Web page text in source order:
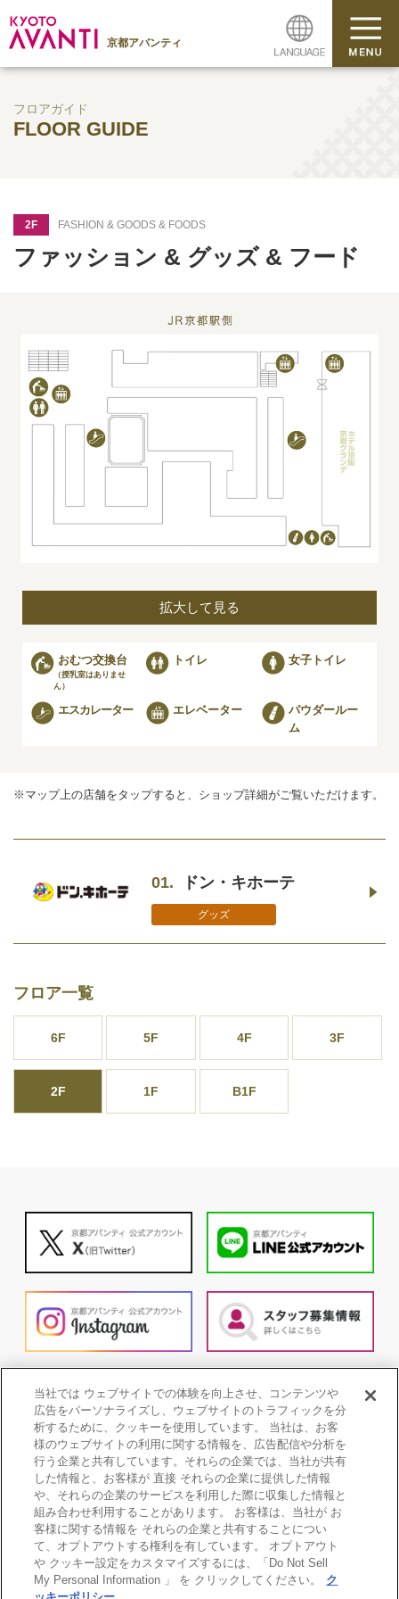
京都アバンティ
フロアガイド
FLOOR GUIDE
FASHION & GOODS & FOODS
ファッション & グッズ & フード
2F
1
拡大して見る
おむつ交換台
（授乳室はありませ
ん）
トイレ 女子トイレ
エスカレーター エレベーター
パウダールー
ム
※マップ上の店舗をタップすると、ショップ詳細がご覧いただけます。
01. ドン・キホーテ
グッズ
フロア一覧
6F 5F 4F 3F
2F 1F B1F
個人情報保護方針
COOKIE POLICY
当社では ウェブサイトでの体験を向上させ、コンテンツや
広告をパーソナライズし、ウェブサイトのトラフィックを分
析するために、クッキーを使用しています。 当社は、お客
様のウェブサイトの利用に関する情報を、広告配信や分析を
行う企業と共有しています。それらの企業では、当社が共有
した情報と、お客様が 直接 それらの企業に提供した情報
や、それらの企業のサービスを利用した際に収集した情報と
組み合わせ利用することがあります。 お客様は、当社が お
客様に関する情報を それらの企業と共有することについ
て、オプトアウトする権利を有しています。 オプトアウト
や クッキー設定をカスタマイズするには、「Do Not Sell
My Personal Information 」 を クリックしてください。
ク